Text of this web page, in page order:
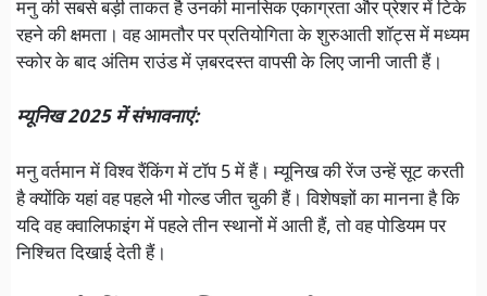
मनु की सबसे बड़ी ताकत है उनकी मानसिक एकाग्रता और प्रेशर में टिके
रहने की क्षमता। वह आमतौर पर प्रतियोगिता के शुरुआती शॉट्स में मध्यम
स्कोर के बाद अंतिम राउंड में ज़बरदस्त वापसी के लिए जानी जाती हैं।
म्यूनिख 2025 में संभावनाएं:
मनु वर्तमान में विश्व रैंकिंग में टॉप 5 में हैं। म्यूनिख की रेंज उन्हें सूट करती
है क्योंकि यहां वह पहले भी गोल्ड जीत चुकी हैं। विशेषज्ञों का मानना है कि
यदि वह क्वालिफाइंग में पहले तीन स्थानों में आती हैं, तो वह पोडियम पर
निश्चित दिखाई देती हैं।